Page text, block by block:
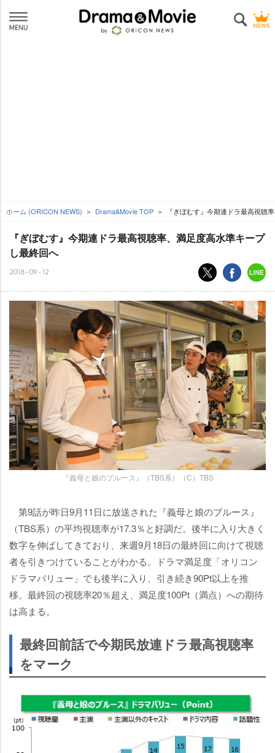
ホーム (ORICON NEWS) Drama&Movie TOP 『ぎぼむす』今期連ドラ最高視聴
『ぎぼむす』今期連ドラ最高視聴率、満足度高水準キープ
し最終回へ
2018-09-12
『義母と娘のブルース』（TBS系）（C）TBS
第9話が昨日9月11日に放送された『義母と娘のブルース』
（TBS系）の平均視聴率が17.3％と好調だ。後半に入り大きく
数字を伸ばしてきており、来週9月18日の最終回に向けて視聴
者を引きつけていることがわかる。ドラマ満足度「オリコン
ドラマバリュー」でも後半に入り、引き続き90Pt以上を推
移。最終回の視聴率20％超え、満足度100Pt（満点）への期待
は高まる。
最終回前話で今期民放連ドラ最高視聴率
をマーク